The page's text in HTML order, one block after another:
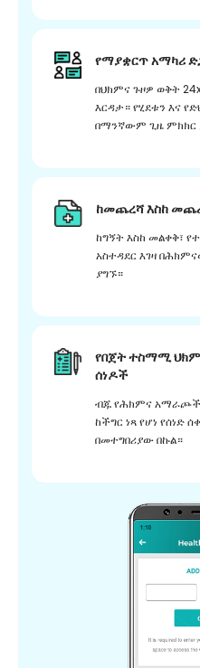
የማያቋርጥ አማካሪ
በህክምና ጉዞዎ ወቅት
እርዳታ። የሂደቱን እና
በማንኛውም ጊዜ ምክክር
ከመጨረሻ እስከ
ከግኝት እስከ መልቀቅ፣
አስተዳደር እገዛ
ያግኙ።
የበጀት ተስማሚ
ሰነዶች
ብጁ የሕክምና
ከችግር ነጻ የሆነ የሰነድ
በመተግበሪያው በኩል።